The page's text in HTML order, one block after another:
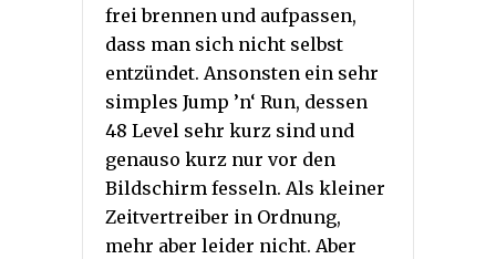
frei brennen und aufpassen,
dass man sich nicht selbst
entzündet. Ansonsten ein sehr
simples Jump ’n‘ Run, dessen
48 Level sehr kurz sind und
genauso kurz nur vor den
Bildschirm fesseln. Als kleiner
Zeitvertreiber in Ordnung,
mehr aber leider nicht. Aber